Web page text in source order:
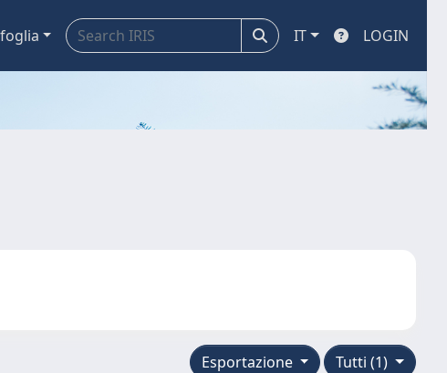
IT LOGIN
Tutti (1)
Esportazione